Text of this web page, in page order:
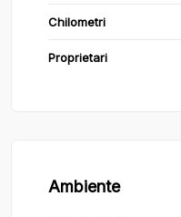
Chilometri
Proprietari
Ambiente